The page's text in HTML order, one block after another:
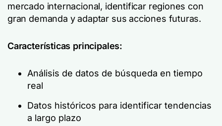
mercado internacional, identificar regiones con
gran demanda y adaptar sus acciones futuras.
Características principales:
Análisis de datos de búsqueda en tiempo
real
Datos históricos para identificar tendencias
a largo plazo